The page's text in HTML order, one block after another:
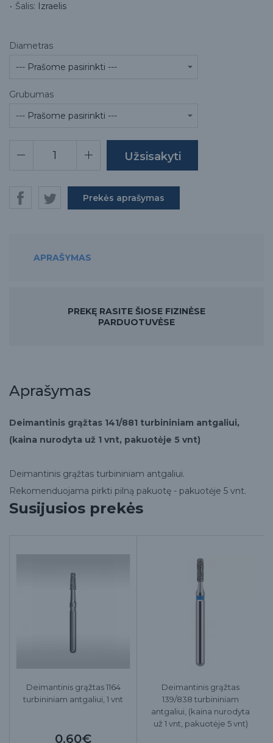
Šalis: Izraelis
Diametras
Grubumas
Prekės aprašymas
APRAŠYMAS
PREKĘ RASITE ŠIOSE FIZINĖSE
PARDUOTUVĖSE
Aprašymas
Deimantinis grąžtas 141/881 turbininiam antgaliui,
(kaina nurodyta už 1 vnt, pakuotėje 5 vnt)
Deimantinis grąžtas turbininiam antgaliui.
Rekomenduojama pirkti pilną pakuotę - pakuotėje 5 vnt.
Susijusios prekės
Deimantinis grąžtas 1164
turbininiam antgaliui, 1 vnt
0.60€
Deimantinis grąžtas
139/838 turbininiam
antgaliui, (kaina nurodyta
už 1 vnt, pakuotėje 5 vnt)